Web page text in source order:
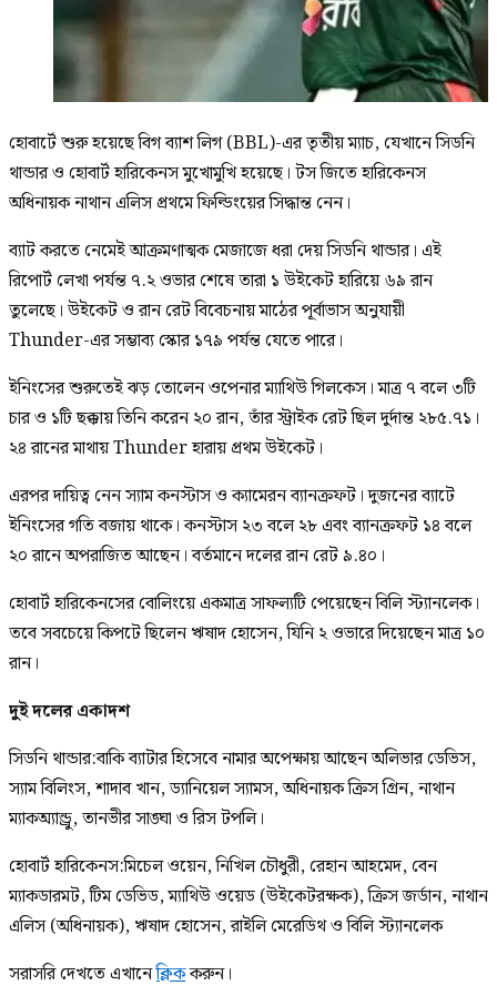
হোবার্টে শুরু হয়েছে বিগ ব্যাশ লিগ (BBL)-এর তৃতীয় ম্যাচ, যেখানে সিডনি
থান্ডার ও হোবার্ট হারিকেনস মুখোমুখি হয়েছে। টস জিতে হারিকেনস
অধিনায়ক নাথান এলিস প্রথমে ফিল্ডিংয়ের সিদ্ধান্ত নেন।
ব্যাট করতে নেমেই আক্রমণাত্মক মেজাজে ধরা দেয় সিডনি থান্ডার। এই
রিপোর্ট লেখা পর্যন্ত ৭.২ ওভার শেষে তারা ১ উইকেট হারিয়ে ৬৯ রান
তুলেছে। উইকেট ও রান রেট বিবেচনায় মাঠের পূর্বাভাস অনুযায়ী
Thunder-এর সম্ভাব্য স্কোর ১৭৯ পর্যন্ত যেতে পারে।
ইনিংসের শুরুতেই ঝড় তোলেন ওপেনার ম্যাথিউ গিলকেস। মাত্র ৭ বলে ৩টি
চার ও ১টি ছক্কায় তিনি করেন ২০ রান, তাঁর স্ট্রাইক রেট ছিল দুর্দান্ত ২৮৫.৭১।
২৪ রানের মাথায় Thunder হারায় প্রথম উইকেট।
এরপর দায়িত্ব নেন স্যাম কনস্টাস ও ক্যামেরন ব্যানক্রফট। দুজনের ব্যাটে
ইনিংসের গতি বজায় থাকে। কনস্টাস ২৩ বলে ২৮ এবং ব্যানক্রফট ১৪ বলে
২০ রানে অপরাজিত আছেন। বর্তমানে দলের রান রেট ৯.৪০।
হোবার্ট হারিকেনসের বোলিংয়ে একমাত্র সাফল্যটি পেয়েছেন বিলি স্ট্যানলেক।
তবে সবচেয়ে কিপটে ছিলেন ঋষাদ হোসেন, যিনি ২ ওভারে দিয়েছেন মাত্র ১০
রান।
দুই দলের একাদশ
সিডনি থান্ডার:বাকি ব্যাটার হিসেবে নামার অপেক্ষায় আছেন অলিভার ডেভিস,
স্যাম বিলিংস, শাদাব খান, ড্যানিয়েল স্যামস, অধিনায়ক ক্রিস গ্রিন, নাথান
ম্যাকঅ্যান্ড্রু, তানভীর সাঙ্ঘা ও রিস টপলি।
হোবার্ট হারিকেনস:মিচেল ওয়েন, নিখিল চৌধুরী, রেহান আহমেদ, বেন
ম্যাকডারমট, টিম ডেভিড, ম্যাথিউ ওয়েড (উইকেটরক্ষক), ক্রিস জর্ডান, নাথান
এলিস (অধিনায়ক), ঋষাদ হোসেন, রাইলি মেরেডিথ ও বিলি স্ট্যানলেক
সরাসরি দেখতে এখানেক্লিককরুন।